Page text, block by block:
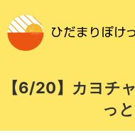
【6/20】カヨチ
っ